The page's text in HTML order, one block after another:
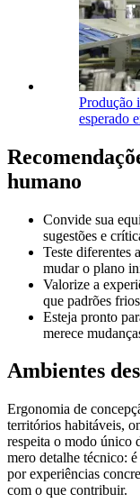
Produção
esperado
humano
Convide sua
sugestões e
Teste diferentes
mudar o plano
Valorize a
que padrões
Esteja pronto
merece
Ambientes
Ergonomia de
territórios habitáveis,
respeita o modo único
mero detalhe técnico:
por experiências
com o que contribuir.